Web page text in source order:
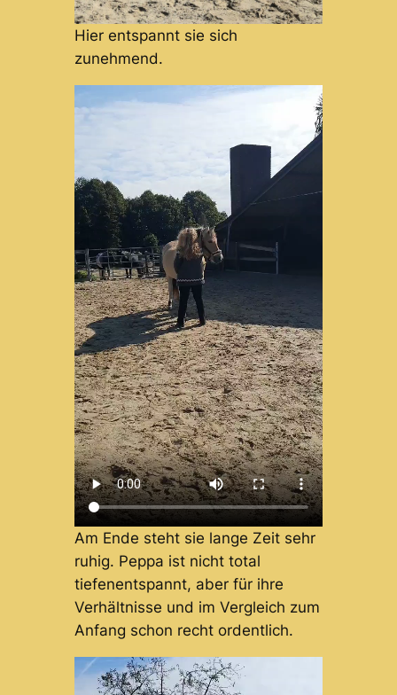
Hier entspannt sie sich
zunehmend.
Am Ende steht sie lange Zeit sehr
ruhig. Peppa ist nicht total
tiefenentspannt, aber für ihre
Verhältnisse und im Vergleich zum
Anfang schon recht ordentlich.